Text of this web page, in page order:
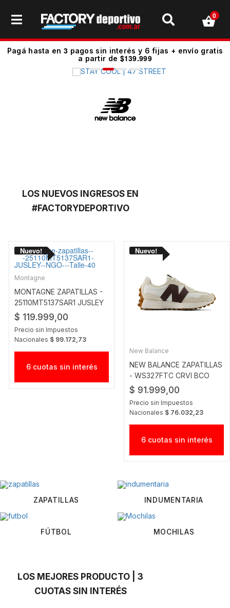
Pagá hasta en 3 pagos sin interés y 6 fijas + envío gratis
a partir de $139.999
0
LOS NUEVOS INGRESOS EN
#FACTORYDEPORTIVO
Montagne
MONTAGNE ZAPATILLAS -
25110MT5137SAR1 JUSLEY
NGO
$ 119.999,00
Precio sin Impuestos
Nacionales $ 99.172,73
6 cuotas sin interés
New Balance
NEW BALANCE ZAPATILLAS
- WS327FTC CRVI BCO
BDO
$ 91.999,00
Precio sin Impuestos
Nacionales $ 76.032,23
6 cuotas sin interés
ZAPATILLAS INDUMENTARIA
FÚTBOL MOCHILAS
LOS MEJORES PRODUCTO | 3
CUOTAS SIN INTERÉS